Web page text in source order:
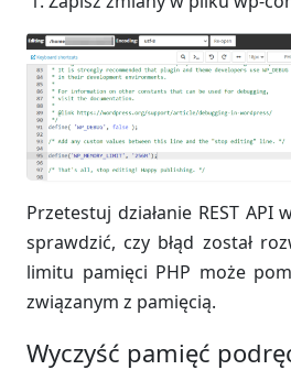
Przetestuj działanie REST
sprawdzić, czy błąd został
limitu pamięci PHP może
związanym z pamięcią.
Wyczyść pamięć